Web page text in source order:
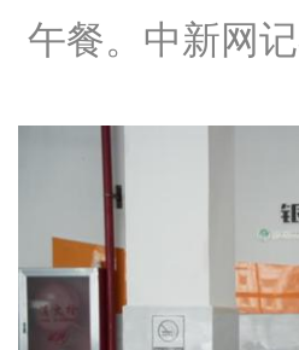
午餐。中新网